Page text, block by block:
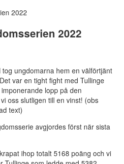
2022
ungdomarna hem en välförtjänt
var en tight fight med Tullinge
lopp på den
oss slutligen till en vinst! (obs
text)
avgjordes först när sista
ihop totalt 5168 poäng och vi